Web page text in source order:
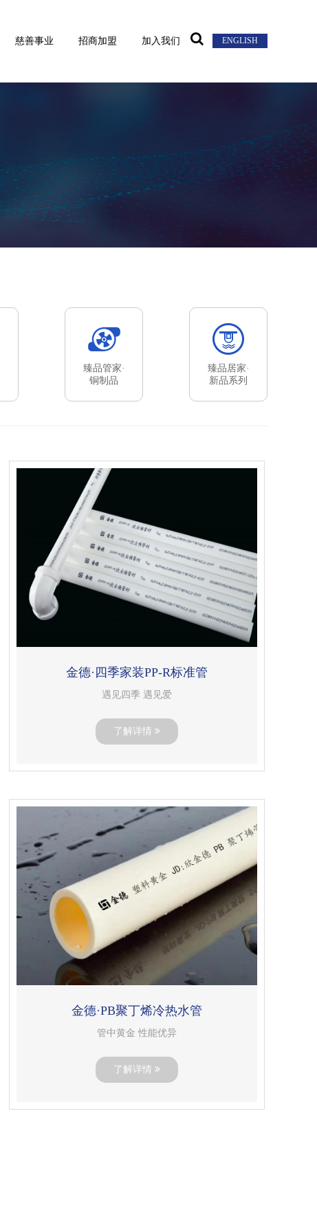
慈善事业 招商加盟 加入我们 ENGLISH
臻品管家·
铜制品
臻品居家·
新品系列
金德·四季家装PP-R标准管
遇见四季 遇见爱
了解详情
金德·PB聚丁烯冷热水管
管中黄金 性能优异
了解详情